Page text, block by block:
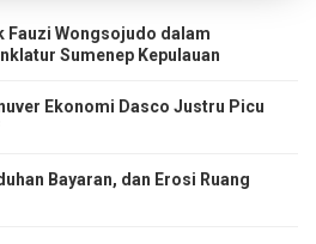
Fauzi Wongsojudo dalam
Sumenep Kepulauan
Ekonomi Dasco Justru Picu
Bayaran, dan Erosi Ruang